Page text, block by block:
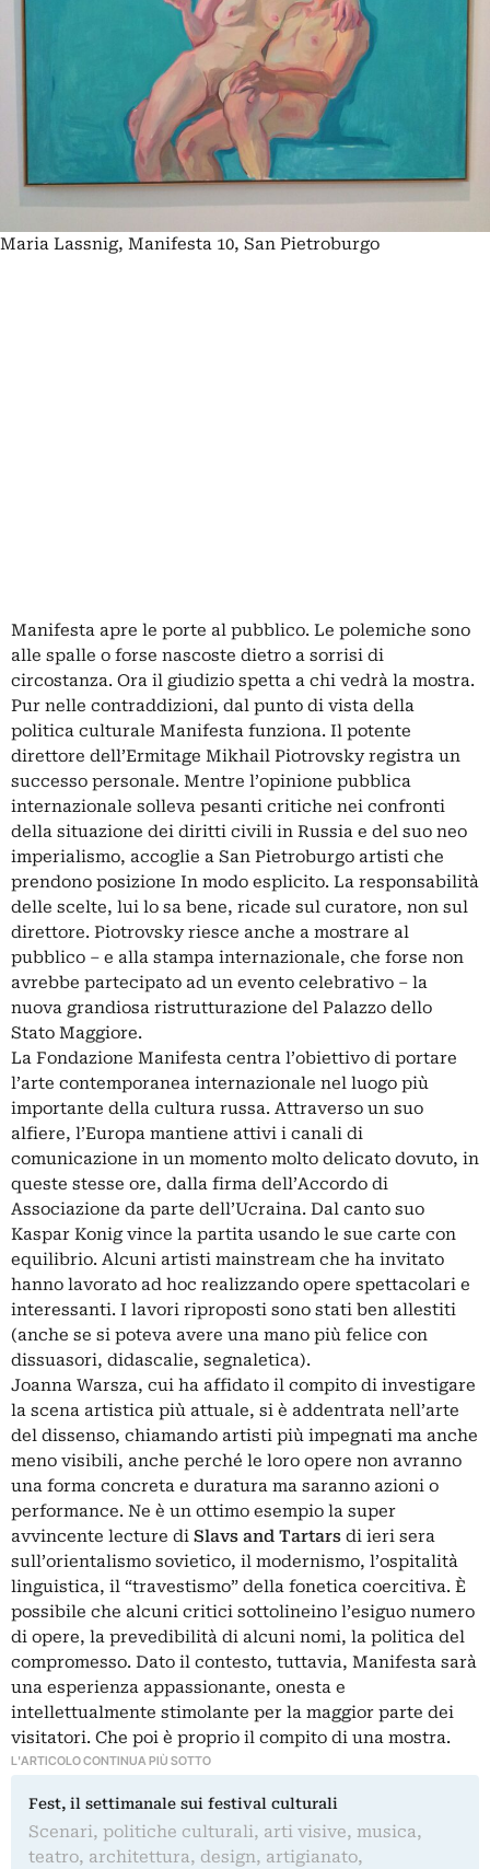
Maria Lassnig, Manifesta 10, San Pietroburgo
Manifesta apre le porte al pubblico. Le polemiche sono
alle spalle o forse nascoste dietro a sorrisi di
circostanza. Ora il giudizio spetta a chi vedrà la mostra.
Pur nelle contraddizioni, dal punto di vista della
politica culturale Manifesta funziona. Il potente
direttore dell’Ermitage Mikhail Piotrovsky registra un
successo personale. Mentre l’opinione pubblica
internazionale solleva pesanti critiche nei confronti
della situazione dei diritti civili in Russia e del suo neo
imperialismo, accoglie a San Pietroburgo artisti che
prendono posizione In modo esplicito. La responsabilità
delle scelte, lui lo sa bene, ricade sul curatore, non sul
direttore. Piotrovsky riesce anche a mostrare al
pubblico – e alla stampa internazionale, che forse non
avrebbe partecipato ad un evento celebrativo – la
nuova grandiosa ristrutturazione del Palazzo dello
Stato Maggiore.
La Fondazione Manifesta centra l’obiettivo di portare
l’arte contemporanea internazionale nel luogo più
importante della cultura russa. Attraverso un suo
alfiere, l’Europa mantiene attivi i canali di
comunicazione in un momento molto delicato dovuto, in
queste stesse ore, dalla firma dell’Accordo di
Associazione da parte dell’Ucraina. Dal canto suo
Kaspar Konig vince la partita usando le sue carte con
equilibrio. Alcuni artisti mainstream che ha invitato
hanno lavorato ad hoc realizzando opere spettacolari e
interessanti. I lavori riproposti sono stati ben allestiti
(anche se si poteva avere una mano più felice con
dissuasori, didascalie, segnaletica).
Joanna Warsza, cui ha affidato il compito di investigare
la scena artistica più attuale, si è addentrata nell’arte
del dissenso, chiamando artisti più impegnati ma anche
meno visibili, anche perché le loro opere non avranno
una forma concreta e duratura ma saranno azioni o
performance. Ne è un ottimo esempio la super
avvincente lecture di Slavs and Tartars di ieri sera
sull’orientalismo sovietico, il modernismo, l’ospitalità
linguistica, il “travestismo” della fonetica coercitiva. È
possibile che alcuni critici sottolineino l’esiguo numero
di opere, la prevedibilità di alcuni nomi, la politica del
compromesso. Dato il contesto, tuttavia, Manifesta sarà
una esperienza appassionante, onesta e
intellettualmente stimolante per la maggior parte dei
visitatori. Che poi è proprio il compito di una mostra.
L'ARTICOLO CONTINUA PIÙ SOTTO
Fest, il settimanale sui festival culturali
Scenari, politiche culturali, arti visive, musica,
teatro, architettura, design, artigianato,